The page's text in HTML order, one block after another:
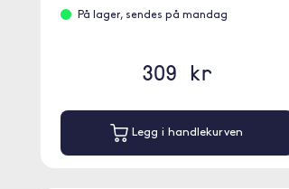
På lager, sendes på mandag
309 kr
Legg i handlekurven